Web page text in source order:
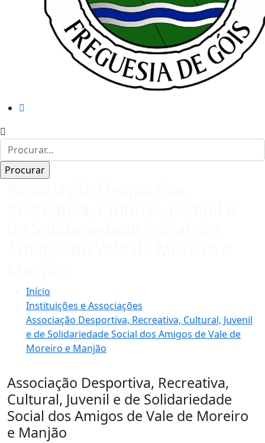
Início
Instituições e Associações
Associação Desportiva, Recreativa, Cultural, Juvenil
e de Solidariedade Social dos Amigos de Vale de
Moreiro e Manjão
Associação Desportiva, Recreativa,
Cultural, Juvenil e de Solidariedade
Social dos Amigos de Vale de Moreiro
e Manjão